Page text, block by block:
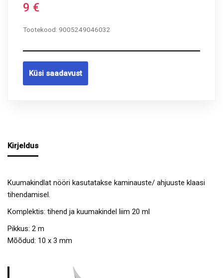
9 €
Tootekood: 9005249046032
Küsi saadavust
Kirjeldus
Kuumakindlat nööri kasutatakse kaminauste/ ahjuuste klaasi
tihendamisel.
Komplektis: tihend ja kuumakindel liim 20 ml
Pikkus: 2 m
Mõõdud: 10 x 3 mm